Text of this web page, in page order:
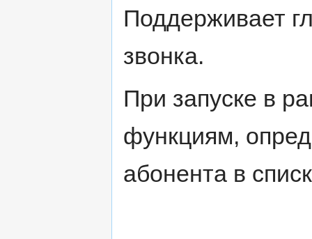
Поддерживает
звонка.
При запуске в
функциям,
абонента в